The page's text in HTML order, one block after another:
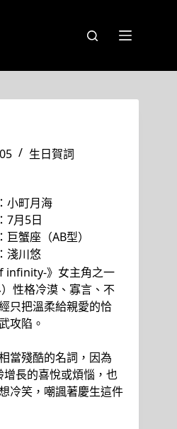
生日賀詞
小町月海
7月5日
巨蟹座（AB型）
淺川悠
infinity-》女主角之一
性格冷漠、寡言、不
只把溫柔給親愛的恰
攻陷。
當殘酷的名詞，因為
增長的喜悅或煩惱，也
冷笑，嘲諷著慶生這件